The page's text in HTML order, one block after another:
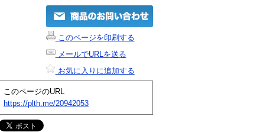
このページを印刷する
メールでURLを送る
お気に入りに追加する
このページのURL
https://plth.me/20942053